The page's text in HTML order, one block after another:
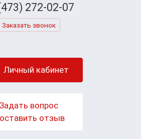
272-02-07
Заказать звонок
Личный кабинет
Задать вопрос
отзыв